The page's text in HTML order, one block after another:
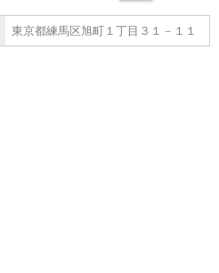
東京都練馬区旭町１丁目３１－１１